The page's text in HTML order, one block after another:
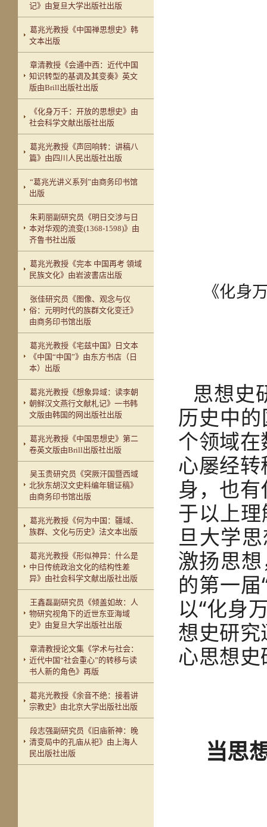
记》由复旦大学出版社出版
葛兆光教授《中国禅思想史》韩
文本出版
章清教授《会通中西：近代中国
知识转型的基调及其变奏》英文
版由Brill出版社出版
《化身万千：开放的思想史》由
社会科学文献出版社出版
葛兆光教授《声回响转：讲稿八
篇》由四川人民出版社出版
“葛兆光讲义系列”由商务印书馆
出版
朱莉丽副研究员《明日交涉与日
本对华观的流变(1368-1598)》由
齐鲁书社出版
葛兆光教授《完本 中国再考 領域
民族文化》由岩波書店出版
张佳研究员《图像、观念与仪
俗：元明时代的族群文化变迁》
由商务印书馆出版
葛兆光教授《宅兹中国》日文本
《中国“中国”》由东方书店（日
本）出版
葛兆光教授《想象异域：读李朝
朝鲜汉文燕行文献札记》一书韩
文版由韩国的网出版社出版
葛兆光教授《中国思想史》第二
卷英文版由Brill出版社出版
吴玉贵研究员《突厥汗国暨西域
北狄东胡汉文史料编年辑证稿》
由商务印书馆出版
葛兆光教授《何为中国：疆域、
族群、文化与历史》法文本出版
葛兆光教授《形似神异：什么是
中日传统政治文化的结构性差
异》由社会科学文献出版社出版
王鑫磊副研究员《倾盖如故：人
物研究视角下的近世东亚海域
史》由复旦大学出版社出版
章清教授论文集《学术与社会：
近代中国“社会重心”的转移与读
书人新的角色》再版
葛兆光教授《余音不绝：接着讲
宗教史》由北京大学出版社出版
段志强副研究员《旧庙新神：晚
清变局中的孔庙从祀》由上海人
民出版社出版
《化身
思想史
历史中
个领域
心屡经
身，也
于以上
旦大学
激扬思
的第一
以“化身
想史研
心思想
当思